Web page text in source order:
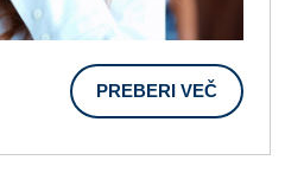
PREBERI VEČ
VEČ